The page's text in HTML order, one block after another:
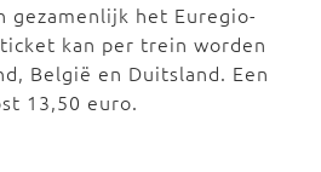
gezamenlijk het Euregio-
kan per trein worden
België en Duitsland. Een
13,50 euro.